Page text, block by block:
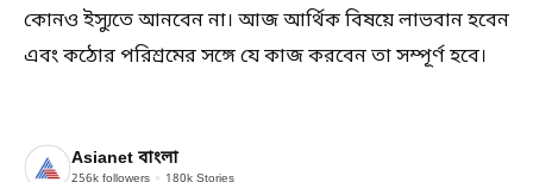
কোনও ইস্যুতে আনবেন না। আজ আর্থিক বিষয়ে লাভবান হবেন
এবং কঠোর পরিশ্রমের সঙ্গে যে কাজ করবেন তা সম্পূর্ণ হবে।
Asianet বাংলা
256k followers 180k Stories